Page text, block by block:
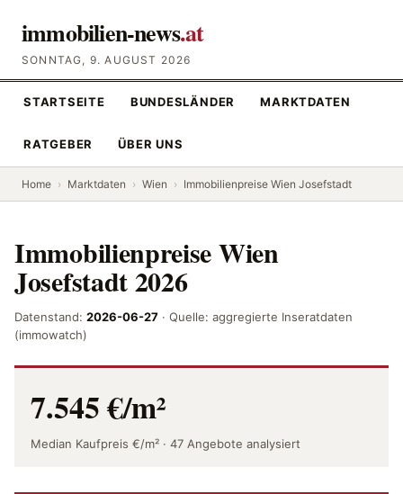
immobilien-news.at
SONNTAG, 9. AUGUST 2026
STARTSEITE BUNDESLÄNDER MARKTDATEN
RATGEBER ÜBER UNS
Home › Marktdaten › Wien › Immobilienpreise Wien Josefstadt
Immobilienpreise Wien
Josefstadt 2026
Datenstand: 2026-06-27 · Quelle: aggregierte Inseratdaten
(immowatch)
7.545 €/m²
Median Kaufpreis €/m² · 47 Angebote analysiert